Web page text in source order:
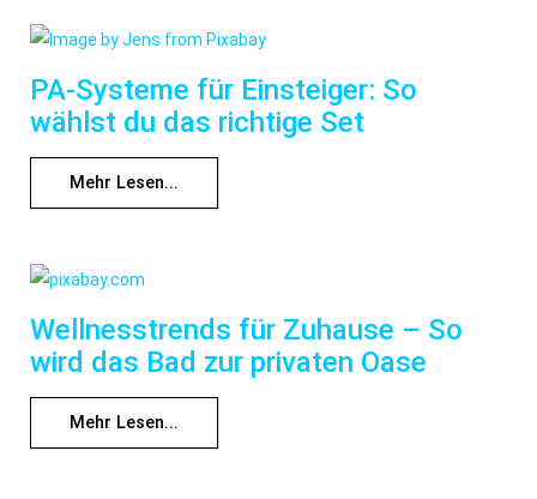
PA-Systeme für Einsteiger: So
wählst du das richtige Set
Mehr Lesen...
Wellnesstrends für Zuhause – So
wird das Bad zur privaten Oase
Mehr Lesen...